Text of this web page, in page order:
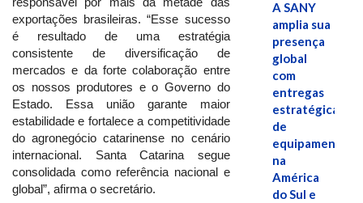
exportações brasileiras. “Esse sucesso
é resultado de uma estratégia
consistente de diversificação de
mercados e da forte colaboração entre
os nossos produtores e o Governo do
Estado. Essa união garante maior
estabilidade e fortalece a competitividade
do agronegócio catarinense no cenário
internacional. Santa Catarina segue
consolidada como referência nacional e
global”, afirma o secretário.
A SANY
amplia sua
presença
global
com
entregas
estratégicas
de
equipamentos
na
América
do Sul e